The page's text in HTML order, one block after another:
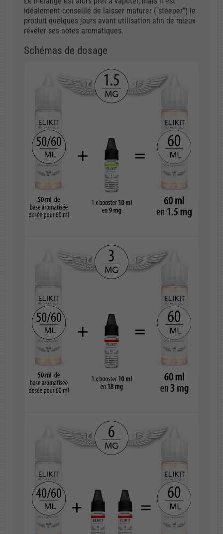
idéalement conseillé de laisser maturer ("steeper") le
produit quelques jours avant utilisation afin de mieux
révéler ses notes aromatiques.
Schémas de dosage